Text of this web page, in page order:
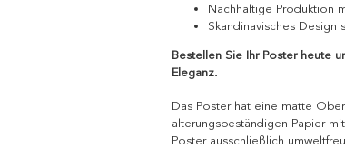
Nachhaltige Produktion
Skandinavisches Design
Bestellen Sie Ihr Poster heute
Eleganz.
Das Poster hat eine matte
alterungsbeständigen Papier
Poster ausschließlich